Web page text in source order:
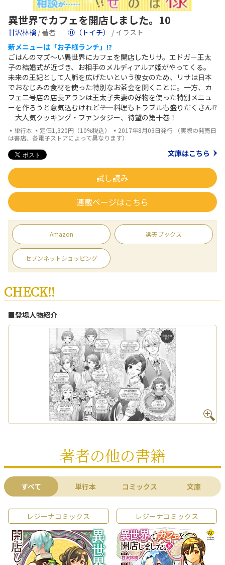
異世界でカフェを開店しました。10
甘沢林檎 / 著者 ⑪（トイチ） / イラスト
新メニューは「お子様ランチ」!?
ごはんのマズ～い異世界にカフェを開店したリサ。エドガー王太
子の結婚式が近づき、お相手のメルディアルア姫がやってくる。
未来の王妃として人脈を広げたいという彼女のため、リサは日本
でおなじみの食材を使った特別なお茶会を開くことに。一方、カ
フェ二号店の店長アランは王太子夫妻の好物を使った特別メニュ
ーを作ろうと意気込むけれど――？ 料理もトラブルも盛りだくさん!?
大人気クッキング・ファンタジー、待望の第十巻！
▪単行本 ▪定価1,320円（10%税込） ▪2017年8月03日発行 （実際の発売日
は書店、各電子ストアによって異なります）
文庫はこちら
試し読み
連載ページはこちら
Amazon 楽天ブックス
セブンネットショッピング
CHECK!!
■登場人物紹介
著者の他の書籍
すべて 単行本 コミックス 文庫
レジーナコミックス レジーナコミックス